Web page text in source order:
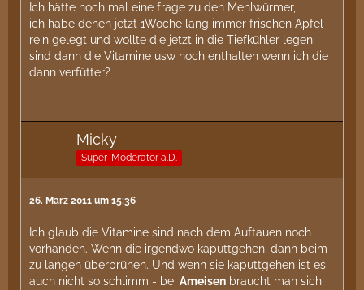
Ich hätte noch mal eine frage zu den Mehlwürmer,
ich habe denen jetzt 1Woche lang immer frischen Apfel
rein gelegt und wollte die jetzt in die Tiefkühler legen
sind dann die Vitamine usw noch enthalten wenn ich die
dann verfütter?
Micky
Super-Moderator a.D.
26. März 2011 um 15:36
Ich glaub die Vitamine sind nach dem Auftauen noch
vorhanden. Wenn die irgendwo kaputtgehen, dann beim
zu langen überbrühen. Und wenn sie kaputtgehen ist es
auch nicht so schlimm - bei Ameisen braucht man sich